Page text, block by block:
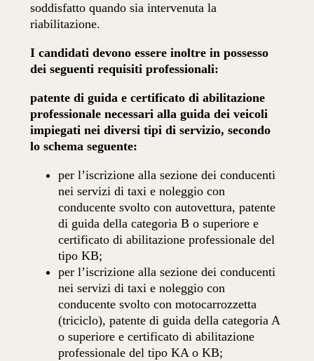
soddisfatto quando sia intervenuta la
riabilitazione.
I candidati devono essere inoltre in possesso
dei seguenti requisiti professionali:
patente di guida e certificato di abilitazione
professionale necessari alla guida dei veicoli
impiegati nei diversi tipi di servizio, secondo
lo schema seguente:
per l’iscrizione alla sezione dei conducenti
nei servizi di taxi e noleggio con
conducente svolto con autovettura, patente
di guida della categoria B o superiore e
certificato di abilitazione professionale del
tipo KB;
per l’iscrizione alla sezione dei conducenti
nei servizi di taxi e noleggio con
conducente svolto con motocarrozzetta
(triciclo), patente di guida della categoria A
o superiore e certificato di abilitazione
professionale del tipo KA o KB;